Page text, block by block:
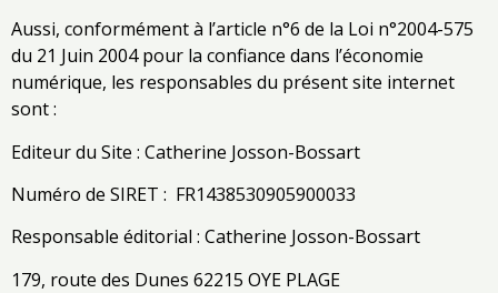
Aussi, conformément à l’article n°6 de la Loi n°2004-575
du 21 Juin 2004 pour la confiance dans l’économie
numérique, les responsables du présent site internet
sont :
Editeur du Site : Catherine Josson-Bossart
Numéro de SIRET : FR1438530905900033
Responsable éditorial : Catherine Josson-Bossart
179, route des Dunes 62215 OYE PLAGE